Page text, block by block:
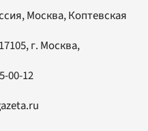
Москва, Коптевская
, г. Москва,
00-12